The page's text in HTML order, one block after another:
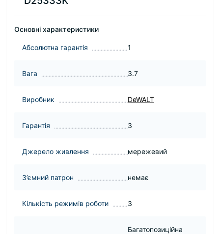
Основні характеристики
Абсолютна гарантія 1
Вага 3.7
Виробник DeWALT
Гарантія 3
Джерело живлення мережевий
З’ємний патрон немає
Кількість режимів роботи 3
Багатопозиційна